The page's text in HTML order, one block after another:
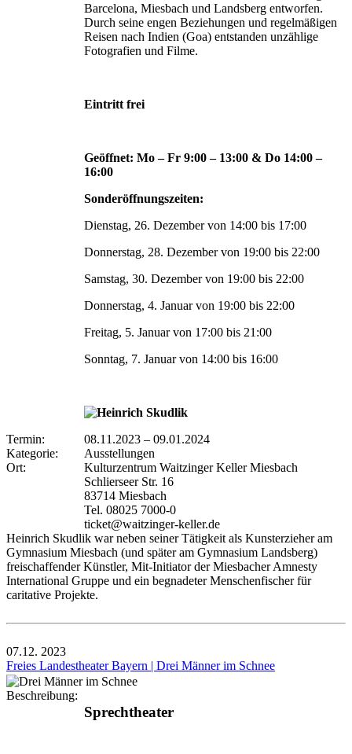
Barcelona, Miesbach und Landsberg entworfen.
Durch seine engen Beziehungen und regelmäßigen
Reisen nach Indien (Goa) entstanden unzählige
Fotografien und Filme.
Eintritt frei
Geöffnet: Mo – Fr 9:00 – 13:00 & Do 14:00 –
16:00
Sonderöffnungszeiten:
Dienstag, 26. Dezember von 14:00 bis 17:00
Donnerstag, 28. Dezember von 19:00 bis 22:00
Samstag, 30. Dezember von 19:00 bis 22:00
Donnerstag, 4. Januar von 19:00 bis 22:00
Freitag, 5. Januar von 17:00 bis 21:00
Sonntag, 7. Januar von 14:00 bis 16:00
Termin: 08.11.2023 – 09.01.2024
Kategorie:
Ausstellungen
Ort:
Kulturzentrum Waitzinger Keller Miesbach
Schlierseer Str. 16
83714 Miesbach
Tel. 08025 7000-0
ticket@waitzinger-keller.de
Heinrich Skudlik war neben seiner Tätigkeit als Kunsterzieher am
Gymnasium Miesbach (und später am Gymnasium Landsberg)
freischaffender Künstler, Mit-Initiator der Miesbacher Amnesty
International Gruppe und ein begnadeter Menschenfischer für
caritative Projekte.
07.12. 2023
Freies Landestheater Bayern | Drei Männer im Schnee
Beschreibung:
Sprechtheater